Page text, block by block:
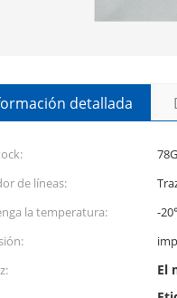
detallada
de líneas:
la temperatura:
-
El